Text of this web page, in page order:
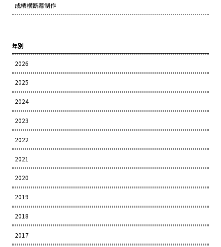
成績横断幕制作
年別
2026
2025
2024
2023
2022
2021
2020
2019
2018
2017